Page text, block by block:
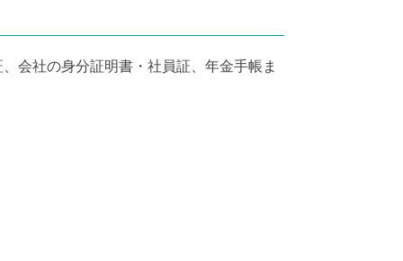
会社の身分証明書・社員証、年金手帳ま